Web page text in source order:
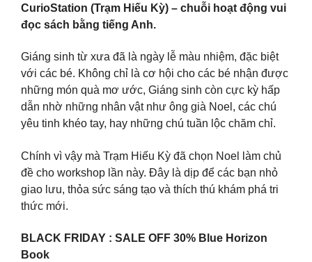
CurioStation (Trạm Hiếu Kỳ) – chuỗi hoạt động vui
đọc sách bằng tiếng Anh.
Giáng sinh từ xưa đã là ngày lễ màu nhiệm, đặc biệt
với các bé. Không chỉ là cơ hội cho các bé nhận được
những món quà mơ ước, Giáng sinh còn cực kỳ hấp
dẫn nhờ những nhân vật như ông già Noel, các chú
yêu tinh khéo tay, hay những chú tuần lộc chăm chỉ.
Chính vì vậy mà Trạm Hiếu Kỳ đã chọn Noel làm chủ
đề cho workshop lần này. Đây là dịp để các bạn nhỏ
giao lưu, thỏa sức sáng tạo và thích thú khám phá tri
thức mới.
BLACK FRIDAY : SALE OFF 30% Blue Horizon
Book